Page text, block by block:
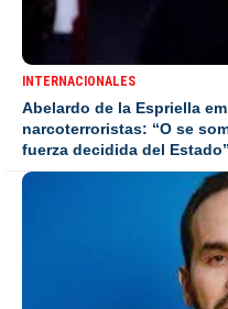
INTERNACIONALES
Abelardo de la Espriella
narcoterroristas: “O se
fuerza decidida del Estado”